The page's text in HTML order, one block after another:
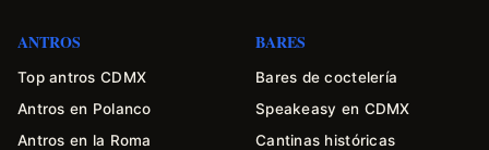
ANTROS
Top antros CDMX
Antros en Polanco
Antros en la Roma
BARES
Bares de coctelería
Speakeasy en CDMX
Cantinas históricas